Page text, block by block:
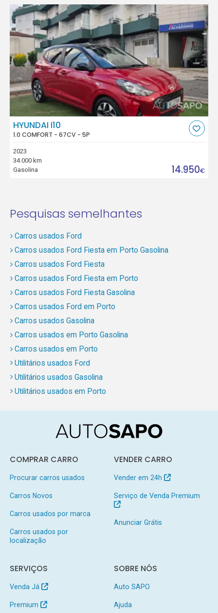
HYUNDAI I10
1.0 COMFORT - 67CV - 5P
2023
34.000 km
Gasolina
14.950€
Pesquisas semelhantes
Carros usados Ford
Carros usados Ford Fiesta em Porto Gasolina
Carros usados Ford Fiesta
Carros usados Ford Fiesta em Porto
Carros usados Ford Fiesta Gasolina
Carros usados Ford em Porto
Carros usados Gasolina
Carros usados em Porto Gasolina
Carros usados em Porto
Utilitários usados Ford
Utilitários usados Gasolina
Utilitários usados em Porto
COMPRAR CARRO
Procurar carros usados
Carros Novos
Carros usados por marca
Carros usados por
localização
VENDER CARRO
Vender em 24h
Serviço de Venda Premium
Anunciar Grátis
SERVIÇOS
Venda Já
Premium
SOBRE NÓS
Auto SAPO
Ajuda